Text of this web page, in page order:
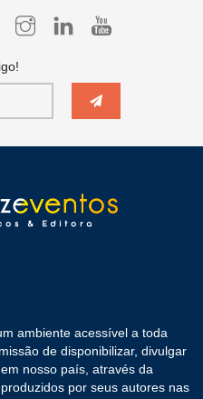
ambiente acessível a toda
de disponibilizar, divulgar
nosso país, através da
por seus autores nas